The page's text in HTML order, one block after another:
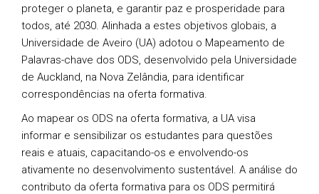
proteger o planeta, e garantir paz e prosperidade para
todos, até 2030. Alinhada a estes objetivos globais, a
Universidade de Aveiro (UA) adotou o Mapeamento de
Palavras-chave dos ODS, desenvolvido pela Universidade
de Auckland, na Nova Zelândia, para identificar
correspondências na oferta formativa.
Ao mapear os ODS na oferta formativa, a UA visa
informar e sensibilizar os estudantes para questões
reais e atuais, capacitando-os e envolvendo-os
ativamente no desenvolvimento sustentável. A análise do
contributo da oferta formativa para os ODS permitirá